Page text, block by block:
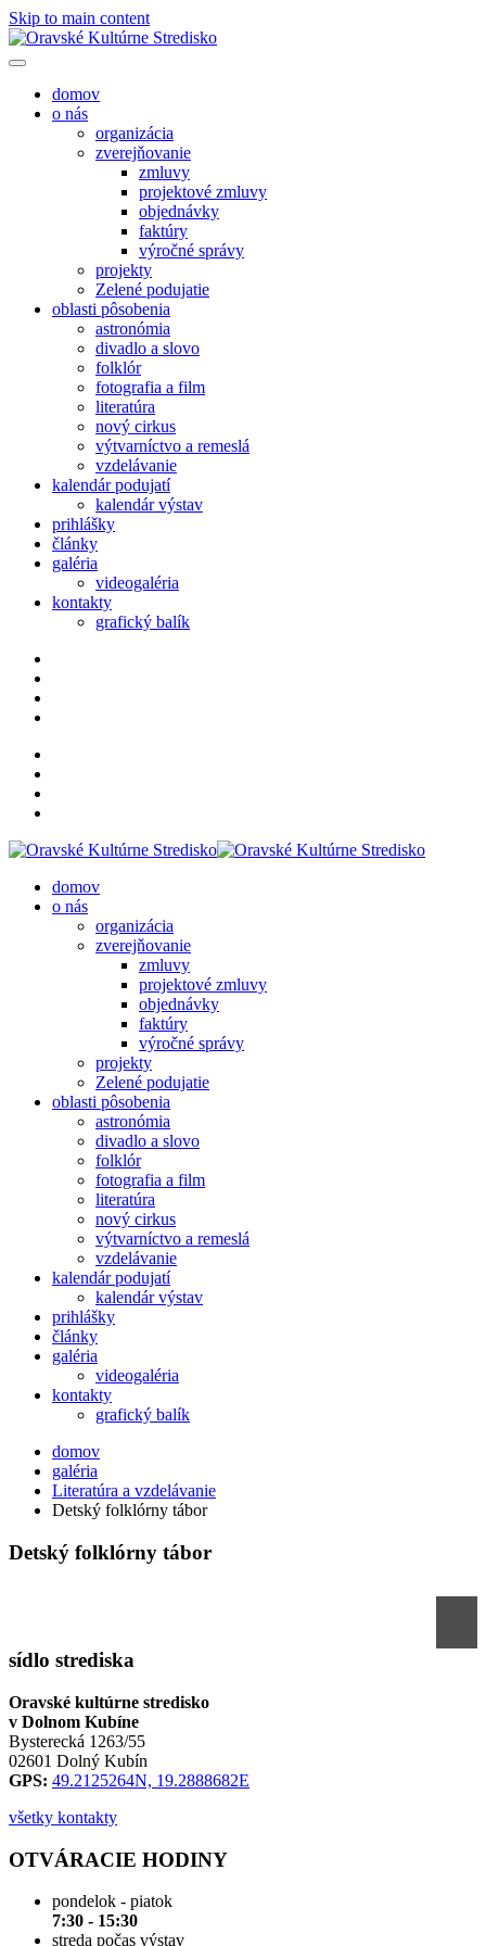
Skip to main content
domov
o nás
organizácia
zverejňovanie
zmluvy
projektové zmluvy
objednávky
faktúry
výročné správy
projekty
Zelené podujatie
oblasti pôsobenia
astronómia
divadlo a slovo
folklór
fotografia a film
literatúra
nový cirkus
výtvarníctvo a remeslá
vzdelávanie
kalendár podujatí
kalendár výstav
prihlášky
články
galéria
videogaléria
kontakty
grafický balík
domov
o nás
organizácia
zverejňovanie
zmluvy
projektové zmluvy
objednávky
faktúry
výročné správy
projekty
Zelené podujatie
oblasti pôsobenia
astronómia
divadlo a slovo
folklór
fotografia a film
literatúra
nový cirkus
výtvarníctvo a remeslá
vzdelávanie
kalendár podujatí
kalendár výstav
prihlášky
články
galéria
videogaléria
kontakty
grafický balík
domov
galéria
Literatúra a vzdelávanie
Detský folklórny tábor
Detský folklórny tábor
sídlo strediska
Oravské kultúrne stredisko
v Dolnom Kubíne
Bysterecká 1263/55
02601 Dolný Kubín
GPS: 49.2125264N, 19.2888682E
všetky kontakty
OTVÁRACIE HODINY
pondelok - piatok
7:30 - 15:30
streda počas výstav